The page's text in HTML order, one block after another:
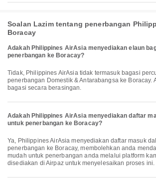
Soalan Lazim tentang penerbangan
Boracay
Adakah Philippines AirAsia menyediakan elaun
penerbangan ke Boracay?
Tidak, Philippines AirAsia tidak termasuk bagasi percuma untuk
penerbangan Domestik & Antarabangsa ke Boracay.
bagasi secara berasingan.
Adakah Philippines AirAsia menyediakan daftar
untuk penerbangan ke Boracay?
Ya, Philippines AirAsia menyediakan daftar masuk dalam talian untuk
penerbangan ke Boracay, membolehkan anda
mudah untuk penerbangan anda melalui platform
disediakan di Airpaz untuk menyelesaikan proses ini.